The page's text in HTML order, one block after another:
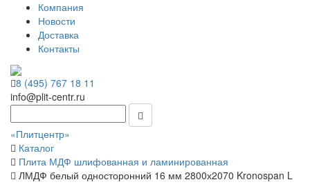
Компания
Новости
Доставка
Контакты
8 (495) 767 18 11
info@plit-centr.ru
«Плитцентр»
Каталог
Плита МДФ шлифованная и ламинированная
ЛМДФ белый односторонний 16 мм 2800х2070 Kronospan L